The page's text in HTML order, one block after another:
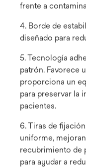
frente a
4. Borde de
diseñado para
5. Tecnología
patrón. Favorece
proporciona un
para preservar la
pacientes.
6. Tiras de
uniforme,
recubrimiento de
para ayudar a